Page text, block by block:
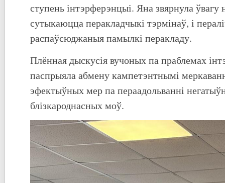
ступень інтэрферэнцыі. Яна звярнула ўвагу
сутыкаюцца перакладчыкі тэрмінаў, і
распаўсюджаныя памылкі перакладу.
Плённая дыскусія вучоных па праблемах
паспрыяла абмену кампетэнтнымі
эфектыўных мер па пераадольванні
блізкароднасных моў.